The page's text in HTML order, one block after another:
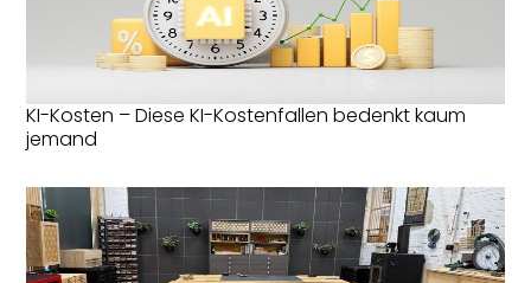
KI-Kosten – Diese KI-Kostenfallen bedenkt kaum
jemand